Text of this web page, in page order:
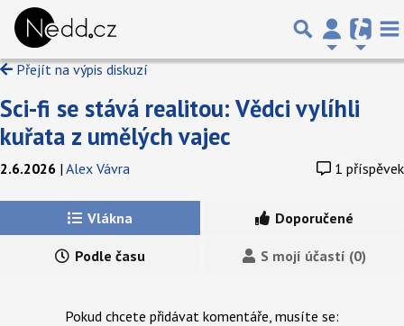
Přejít na výpis diskuzí
Sci-fi se stává realitou: Vědci vylíhli
kuřata z umělých vajec
2.6.2026 | Alex Vávra 1 příspěvek
Vlákna Doporučené
Podle času S mojí účastí (0)
Pokud chcete přidávat komentáře, musíte se: